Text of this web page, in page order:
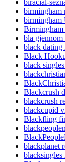
biracial-
birmingham
birmingham
bla gjennom
black dating
Black
black
Blackcrush
blackcrush
blackcupid
Blackfling
blackplanet
blacksingles